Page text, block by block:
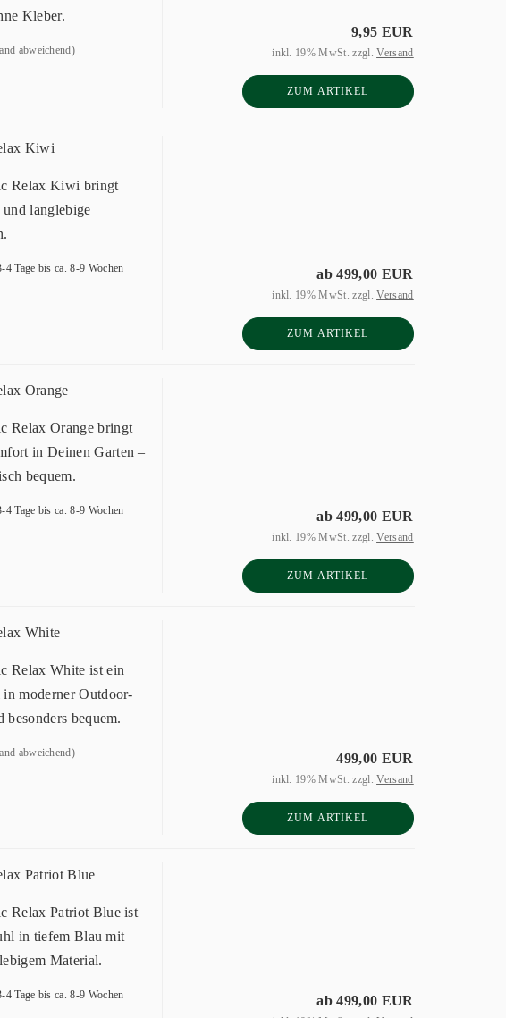
Kleber.
abweichend)
9,95 EUR
inkl. 19% MwSt. zzgl.Versand
ZUM ARTIKEL
Kiwi
Relax Kiwi bringt
langlebige
4 Tage bis ca. 8-9 Wochen
ab 499,00 EUR
inkl. 19% MwSt. zzgl.Versand
ZUM ARTIKEL
Orange
Relax Orange bringt
in Deinen Garten –
bequem.
4 Tage bis ca. 8-9 Wochen
ab 499,00 EUR
inkl. 19% MwSt. zzgl.Versand
ZUM ARTIKEL
White
Relax White ist ein
moderner Outdoor-
bequem.
abweichend) 499,00 EUR
inkl. 19% MwSt. zzgl.Versand
ZUM ARTIKEL
Patriot Blue
Relax Patriot Blue ist
in tiefem Blau mit
Material.
4 Tage bis ca. 8-9 Wochen
ab 499,00 EUR